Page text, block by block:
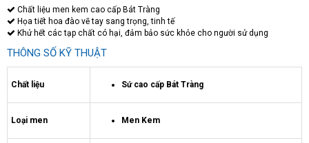
Chất liệu men kem cao cấp Bát Tràng
Họa tiết hoa đào vẽ tay sang trọng, tinh tế
Khử hết các tạp chất có hại, đảm bảo sức khỏe cho người sử dụng
THÔNG SỐ KỸ THUẬT
Chất liệu Sứ cao cấp Bát Tràng
Loại men Men Kem